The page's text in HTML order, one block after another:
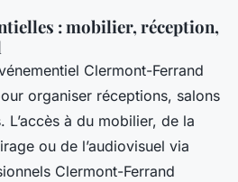
: mobilier, réception,
Clermont-Ferrand
organiser réceptions, salons
L’accès à du mobilier, de la
ou de l’audiovisuel via
Clermont-Ferrand